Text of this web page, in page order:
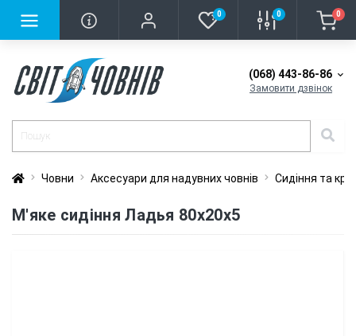
0 0 0
(068) 443-86-86
Замовити дзвінок
Човни Аксесуари для надувних човнів Сидіння та
М'яке сидіння Ладья 80х20х5